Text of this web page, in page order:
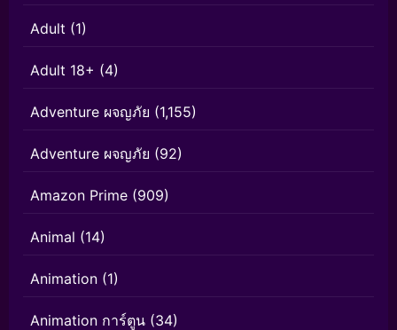
Adult (1)
Adult 18+ (4)
Adventure ผจญภัย (1,155)
Adventure ผจญภัย (92)
Amazon Prime (909)
Animal (14)
Animation (1)
Animation การ์ตูน (34)